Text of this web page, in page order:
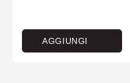
AGGIUNGI